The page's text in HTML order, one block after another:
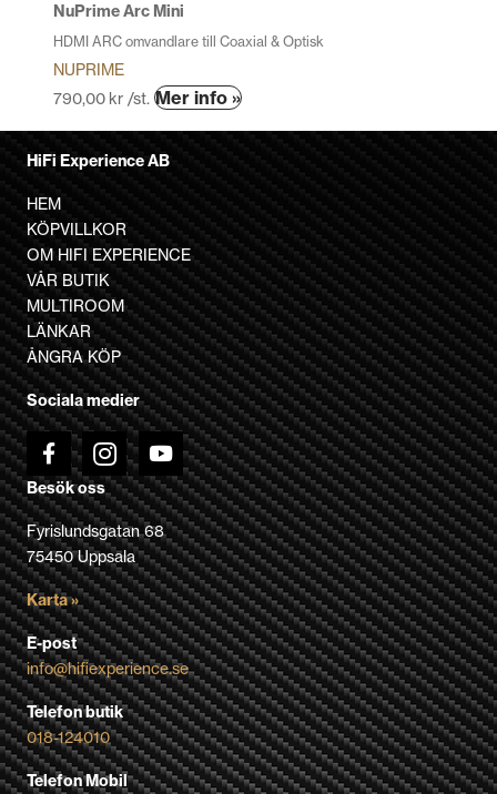
NuPrime Arc Mini
HDMI ARC omvandlare till Coaxial & Optisk
NUPRIME
790,00 kr /st. Mer info »Den
varianter.
De
olika
alternativen
kan
väljas
på
produktsidan
HiFi Experience AB
HEM
KÖPVILLKOR
OM HIFI EXPERIENCE
VÅR BUTIK
MULTIROOM
LÄNKAR
ÅNGRA KÖP
Sociala medier
Besök oss
Fyrislundsgatan 68
75450 Uppsala
Karta »
E-post
info@hifiexperience.se
Telefon butik
018-124010
Telefon Mobil